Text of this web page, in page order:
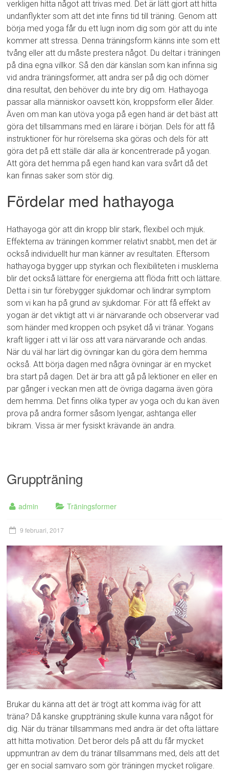
verkligen hitta något att trivas med. Det är lätt gjort att hitta
undanflykter som att det inte finns tid till träning. Genom att
börja med yoga får du ett lugn inom dig som gör att du inte
kommer att stressa. Denna träningsform känns inte som ett
tvång eller att du måste prestera något. Du deltar i träningen
på dina egna villkor. Så den där känslan som kan infinna sig
vid andra träningsformer, att andra ser på dig och dömer
dina resultat, den behöver du inte bry dig om. Hathayoga
passar alla människor oavsett kön, kroppsform eller ålder.
Även om man kan utöva yoga på egen hand är det bäst att
göra det tillsammans med en lärare i början. Dels för att få
instruktioner för hur rörelserna ska göras och dels för att
göra det på ett ställe där alla är koncentrerade på yogan.
Att göra det hemma på egen hand kan vara svårt då det
kan finnas saker som stör dig.
Fördelar med hathayoga
Hathayoga gör att din kropp blir stark, flexibel och mjuk.
Effekterna av träningen kommer relativt snabbt, men det är
också individuellt hur man känner av resultaten. Eftersom
hathayoga bygger upp styrkan och flexibiliteten i musklerna
blir det också lättare för energierna att flöda fritt och lättare.
Detta i sin tur förebygger sjukdomar och lindrar symptom
som vi kan ha på grund av sjukdomar. För att få effekt av
yogan är det viktigt att vi är närvarande och observerar vad
som händer med kroppen och psyket då vi tränar. Yogans
kraft ligger i att vi lär oss att vara närvarande och andas.
När du väl har lärt dig övningar kan du göra dem hemma
också. Att börja dagen med några övningar är en mycket
bra start på dagen. Det är bra att gå på lektioner en eller en
par gånger i veckan men att de övriga dagarna även göra
dem hemma. Det finns olika typer av yoga och du kan även
prova på andra former såsom lyengar, ashtanga eller
bikram. Vissa är mer fysiskt krävande än andra.
Gruppträning
admin Träningsformer
9 februari, 2017
Brukar du känna att det är trögt att komma iväg för att
träna? Då kanske gruppträning skulle kunna vara något för
dig. När du tränar tillsammans med andra är det ofta lättare
att hitta motivation. Det beror dels på att du får mycket
uppmuntran av dem du tränar tillsammans med, dels att det
ger en social samvaro som gör träningen mycket roligare.